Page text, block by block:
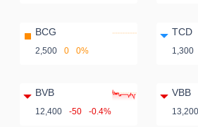
BCG
2,500 0 0%
TCD
1,300
BVB
12,400 -50 -0.4%
VBB
13,200